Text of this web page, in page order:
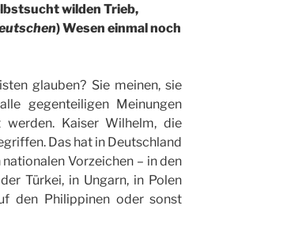
wilden Trieb,
) Wesen einmal noch
glauben? Sie meinen, sie
gegenteiligen Meinungen
Kaiser Wilhelm, die
Das hat in Deutschland
Vorzeichen – in den
Türkei, in Ungarn, in Polen
den Philippinen oder sonst